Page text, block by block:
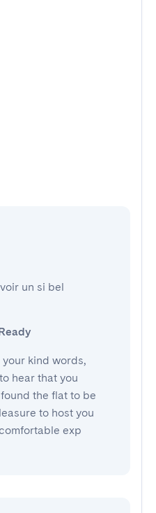
un si bel
kind words,
hear that you
the flat to be
to host you
exp